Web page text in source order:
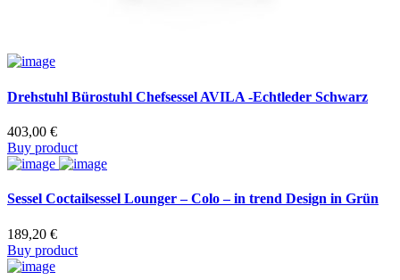
Drehstuhl Bürostuhl Chefsessel AVILA -Echtleder Schwarz
403,00 €
Buy product
Sessel Coctailsessel Lounger – Colo – in trend Design in Grün
189,20 €
Buy product